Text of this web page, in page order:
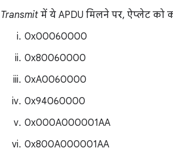
Transmit में ये APDU मिलने पर, ऐप्लेट को
0x00060000
0x80060000
0xA0060000
0x94060000
0x000A000001AA
0x800A000001AA